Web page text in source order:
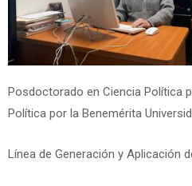
Posdoctorado en Ciencia Política
Política por la Benemérita
Línea de Generación y Aplicación